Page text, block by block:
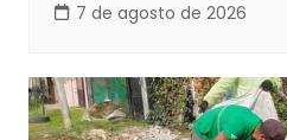
7 de agosto de 2026